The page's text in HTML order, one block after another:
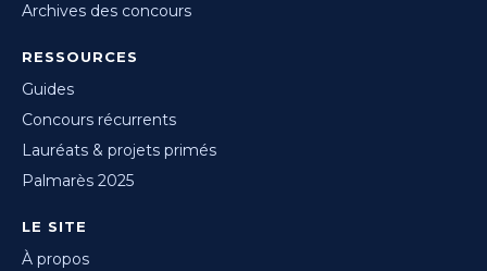
Archives des concours
RESSOURCES
Guides
Concours récurrents
Lauréats & projets primés
Palmarès 2025
LE SITE
À propos